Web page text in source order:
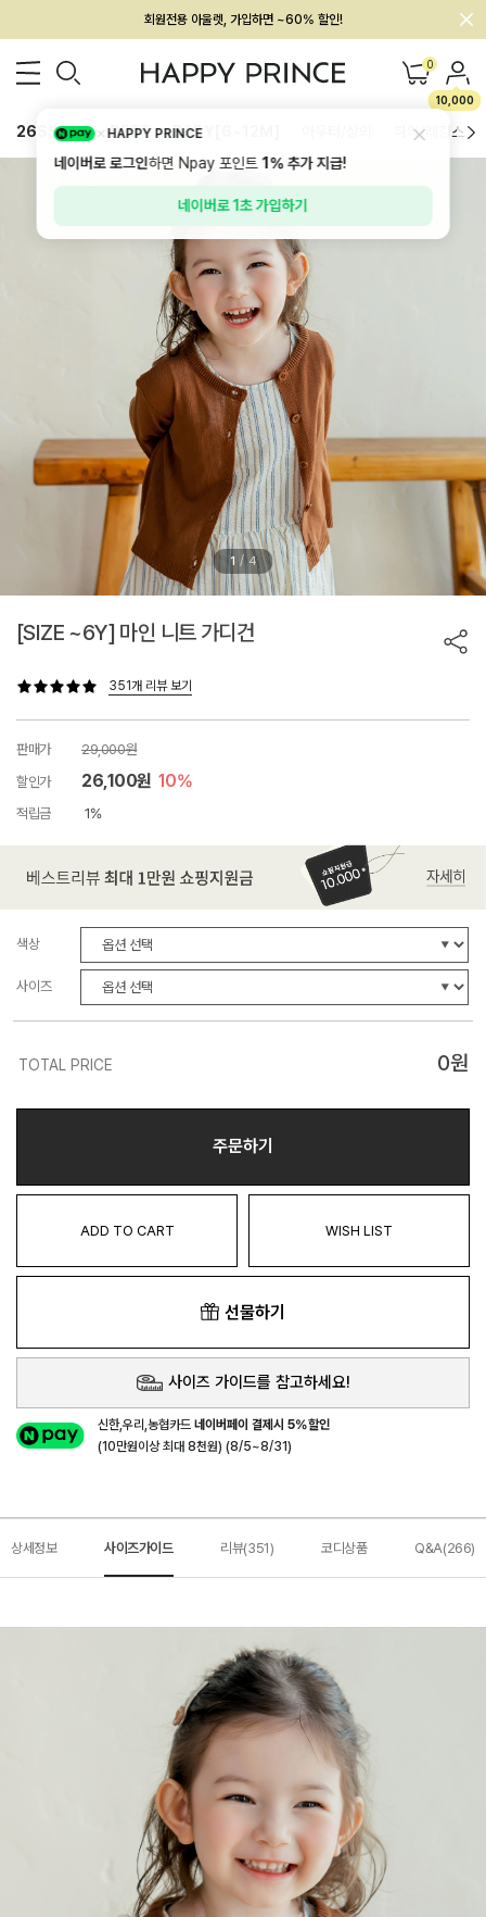
회원전용 아울렛, 가입하면 ~60% 할인!
멤버십 최대 28,000원 혜택 0
10,000
26SS 신상 BEST BABY[6~12M] 하의/레깅스
1 / 4
[SIZE ~6Y] 마인 니트 가디건
351개 리뷰 보기
판매가
29,000원
할인가
26,100원 10%
적립금 1%
색상
사이즈
TOTAL PRICE 0원
주문하기
ADD TO CART WISH LIST
선물하기
사이즈 가이드를 참고하세요!
신한,우리,농협카드네이버페이 결제시 5%할인
(10만원이상 최대 8천원) (8/5~8/31)
상세정보 사이즈가이드 리뷰(351) 코디상품 Q&A(266)
HAPPY PRINCE
네이버로 로그인하면 Npay 포인트1%추가 지급!
네이버로 1초 가입하기